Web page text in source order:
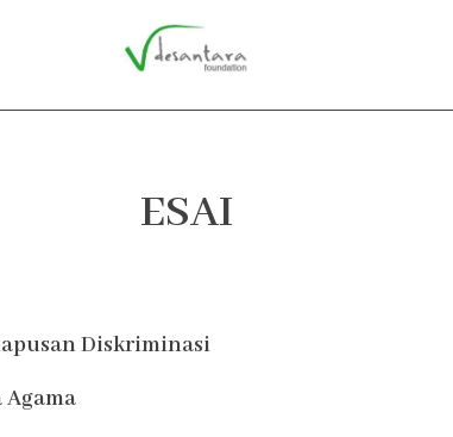
ESAI
Diskriminasi
Agama
Page PagePagePagePage